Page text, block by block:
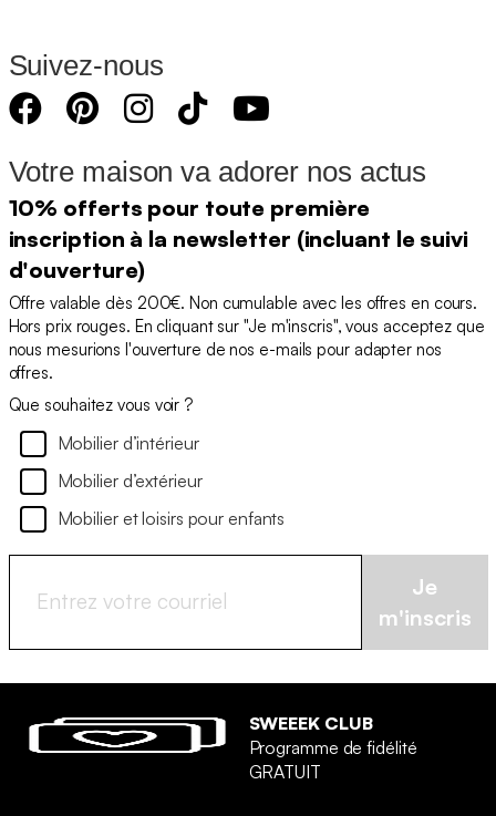
Suivez-nous
Votre maison va adorer nos actus
10% offerts pour toute première
inscription à la newsletter (incluant le suivi
d'ouverture)
Offre valable dès 200€. Non cumulable avec les offres en cours.
Hors prix rouges. En cliquant sur "Je m'inscris", vous acceptez que
nous mesurions l'ouverture de nos e-mails pour adapter nos
offres.
Que souhaitez vous voir ?
Mobilier d’intérieur
Mobilier d’extérieur
Mobilier et loisirs pour enfants
Je
m'inscris
SWEEEK CLUB
Programme de fidélité
GRATUIT